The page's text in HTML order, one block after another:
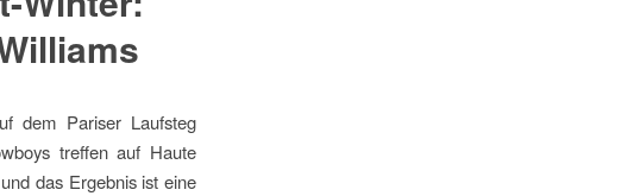
dem Pariser Laufsteg
treffen auf Haute
das Ergebnis ist eine